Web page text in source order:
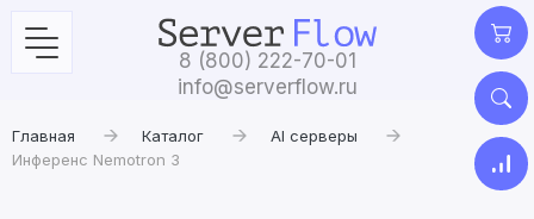
8 (800) 222-70-01
info@serverflow.ru
Главная Каталог
AI серверы
Инференс Nemotron 3